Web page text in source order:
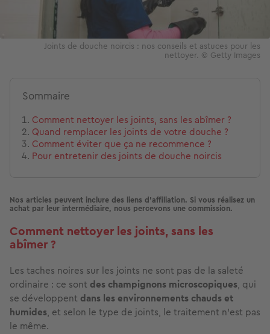
Joints de douche noircis : nos conseils et astuces pour les
nettoyer. © Getty Images
Sommaire
Comment nettoyer les joints, sans les abîmer ?
Quand remplacer les joints de votre douche ?
Comment éviter que ça ne recommence ?
Pour entretenir des joints de douche noircis
Nos articles peuvent inclure des liens d'affiliation. Si vous réalisez un
achat par leur intermédiaire, nous percevons une commission.
Comment nettoyer les joints, sans les
abîmer ?
Les taches noires sur les joints ne sont pas de la saleté
ordinaire : ce sont des champignons microscopiques, qui
se développent dans les environnements chauds et
humides, et selon le type de joints, le traitement n'est pas
le même.